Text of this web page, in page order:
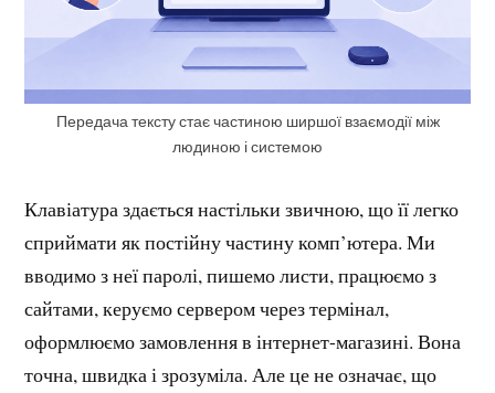
Передача тексту стає частиною ширшої взаємодії між
людиною і системою
Клавіатура здається настільки звичною, що її легко
сприймати як постійну частину комп’ютера. Ми
вводимо з неї паролі, пишемо листи, працюємо з
сайтами, керуємо сервером через термінал,
оформлюємо замовлення в інтернет-магазині. Вона
точна, швидка і зрозуміла. Але це не означає, що